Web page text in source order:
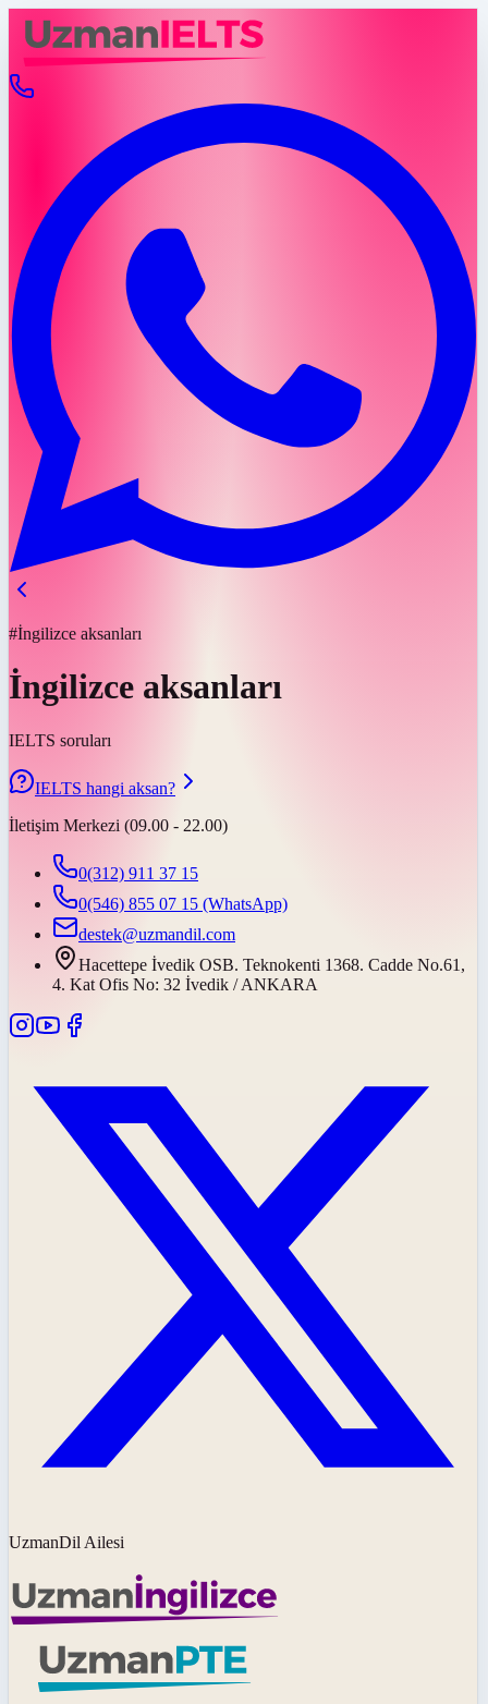
#İngilizce aksanları
İngilizce aksanları
IELTS soruları
IELTS hangi aksan?
İletişim Merkezi (09.00 - 22.00)
0(312) 911 37 15
0(546) 855 07 15 (WhatsApp)
destek@uzmandil.com
Hacettepe İvedik OSB. Teknokenti 1368. Cadde No.61,
4. Kat Ofis No: 32 İvedik / ANKARA
UzmanDil Ailesi